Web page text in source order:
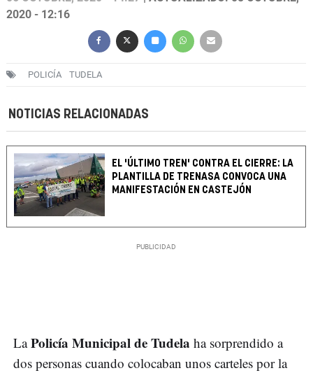
2020 - 12:16
POLICÍA TUDELA
NOTICIAS RELACIONADAS
EL 'ÚLTIMO TREN' CONTRA EL CIERRE: LA
PLANTILLA DE TRENASA CONVOCA UNA
MANIFESTACIÓN EN CASTEJÓN
LaPolicía Municipal de Tudela ha sorprendido a
dos personas cuando colocaban unos carteles por la